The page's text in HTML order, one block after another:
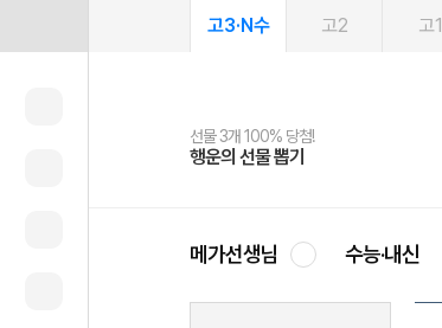
고3·N수 고2 고1
선물 3개 100% 당첨!
행운의 선물 뽑기
선물 100% 증정!
메가스터디 X 올리브
여름방학 스터디 캐시백
메가런 썸머스쿨
2027 러셀 단과
강사 공개선발
스마트러닝앱
설문 EVENT
메가패스
3일 무료 체험권
메가패스 수강생 무료혜택!
메가클럽 멤버십
사회공헌 캠페인
희망이룸 메가나눔
메가선생님 수능·내신